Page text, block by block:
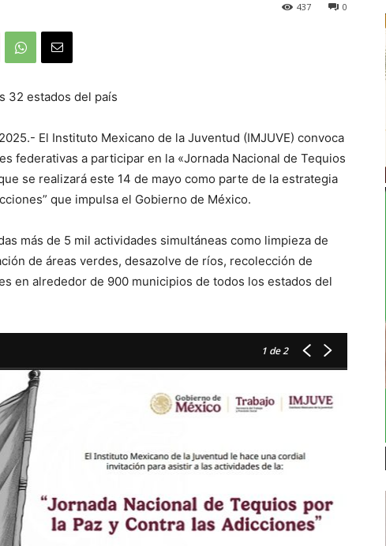
0
437
32 estados del país
El Instituto Mexicano de la Juventud (IMJUVE) convoca
federativas a participar en la «Jornada Nacional de Tequios
se realizará este 14 de mayo como parte de la estrategia
que impulsa el Gobierno de México.
más de 5 mil actividades simultáneas como limpieza de
de áreas verdes, desazolve de ríos, recolección de
en alrededor de 900 municipios de todos los estados del
1 de 2